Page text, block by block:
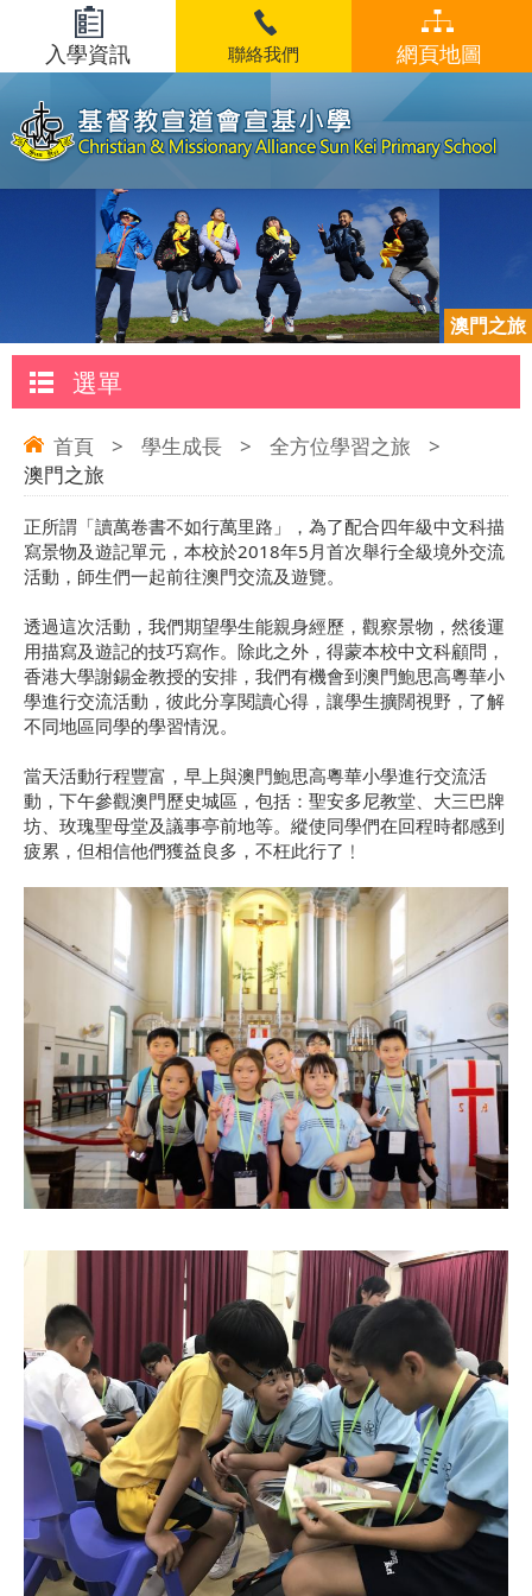
入學資訊 聯絡我們 網頁地圖
澳門之旅
選單
首頁 > 學生成長 > 全方位學習之旅
>
澳門之旅
正所謂「讀萬卷書不如行萬里路」，為了配合四年級中文科描
寫景物及遊記單元，本校於2018年5月首次舉行全級境外交流
活動，師生們一起前往澳門交流及遊覽。
透過這次活動，我們期望學生能親身經歷，觀察景物，然後運
用描寫及遊記的技巧寫作。除此之外，得蒙本校中文科顧問，
香港大學謝錫金教授的安排，我們有機會到澳門鮑思高粵華小
學進行交流活動，彼此分享閱讀心得，讓學生擴闊視野，了解
不同地區同學的學習情況。
當天活動行程豐富，早上與澳門鮑思高粵華小學進行交流活
動，下午參觀澳門歷史城區，包括：聖安多尼教堂、大三巴牌
坊、玫瑰聖母堂及議事亭前地等。縱使同學們在回程時都感到
疲累，但相信他們獲益良多，不枉此行了﹗